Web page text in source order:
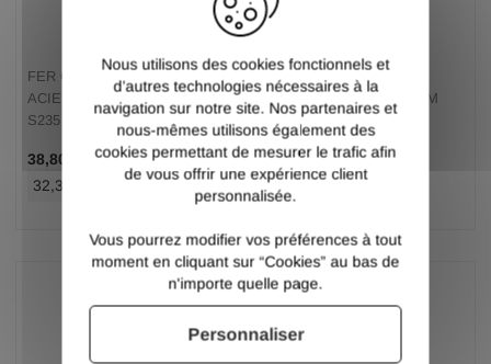
FER CORNIERE EGALE
ACIER 90 X 90 X 9 MM NOIR
S235
38,80 €
/ Ml TTC
32,33 €
/ Ml HT
FER CORNIERE EGALE
ACIER 100X 100 X 10 MM
NOIR S235
46,20 €/ Ml TTC
38,50 € / Ml HT
Nous utilisons des cookies fonctionnels et
d’autres technologies nécessaires à la
navigation sur notre site. Nos partenaires et
nous-mêmes utilisons également des
cookies permettant de mesurer le trafic afin
de vous offrir une expérience client
personnalisée.
Vous pourrez modifier vos préférences à tout
moment en cliquant sur “Cookies” au bas de
n'importe quelle page.
Personnaliser